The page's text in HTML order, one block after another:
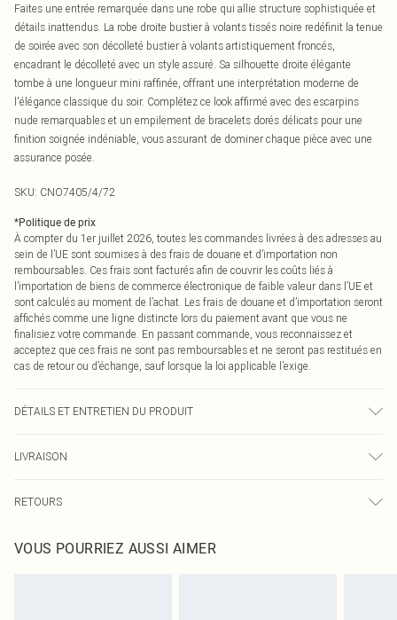
Faites une entrée remarquée dans une robe qui allie structure sophistiquée et
détails inattendus. La robe droite bustier à volants tissés noire redéfinit la tenue
de soirée avec son décolleté bustier à volants artistiquement froncés,
encadrant le décolleté avec un style assuré. Sa silhouette droite élégante
tombe à une longueur mini raffinée, offrant une interprétation moderne de
l'élégance classique du soir. Complétez ce look affirmé avec des escarpins
nude remarquables et un empilement de bracelets dorés délicats pour une
finition soignée indéniable, vous assurant de dominer chaque pièce avec une
assurance posée.
SKU: CNO7405/4/72
*Politique de prix
À compter du 1er juillet 2026, toutes les commandes livrées à des adresses au
sein de l’UE sont soumises à des frais de douane et d’importation non
remboursables. Ces frais sont facturés afin de couvrir les coûts liés à
l’importation de biens de commerce électronique de faible valeur dans l’UE et
sont calculés au moment de l’achat. Les frais de douane et d’importation seront
affichés comme une ligne distincte lors du paiement avant que vous ne
finalisiez votre commande. En passant commande, vous reconnaissez et
acceptez que ces frais ne sont pas remboursables et ne seront pas restitués en
cas de retour ou d’échange, sauf lorsque la loi applicable l’exige.
DÉTAILS ET ENTRETIEN DU PRODUIT
couleur peut déteindre.
LIVRAISON
Livraison express France
Jusqu'à 2-3 jours ouvrables
RETOURS
pour nous retourner un article.
VOUS POURRIEZ AUSSI AIMER